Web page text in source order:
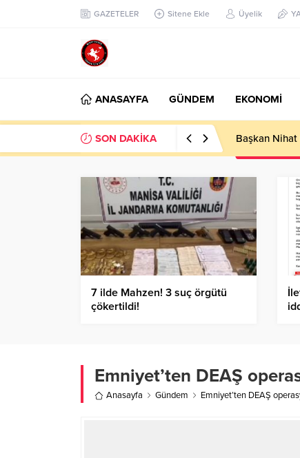
GAZETELER Sitene Ekle Üyelik
ANASAYFA GÜNDEM EKONOMİ
SON DAKİKA Başkan Nihat
7 ilde Mahzen! 3 suç örgütü
çökertildi!
Emniyet’ten DEAŞ
Anasayfa Gündem Emniyet’ten DEAŞ